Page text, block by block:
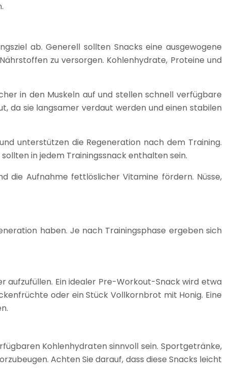
ab. Generell sollten Snacks eine ausgewogene
zu versorgen. Kohlenhydrate, Proteine und
in den Muskeln auf und stellen schnell verfügbare
da sie langsamer verdaut werden und einen stabilen
unterstützen die Regeneration nach dem Training.
in jedem Trainingssnack enthalten sein.
die Aufnahme fettlöslicher Vitamine fördern. Nüsse,
haben. Je nach Trainingsphase ergeben sich
Ein idealer Pre-Workout-Snack wird etwa
oder ein Stück Vollkornbrot mit Honig. Eine
Kohlenhydraten sinnvoll sein. Sportgetränke,
Achten Sie darauf, dass diese Snacks leicht